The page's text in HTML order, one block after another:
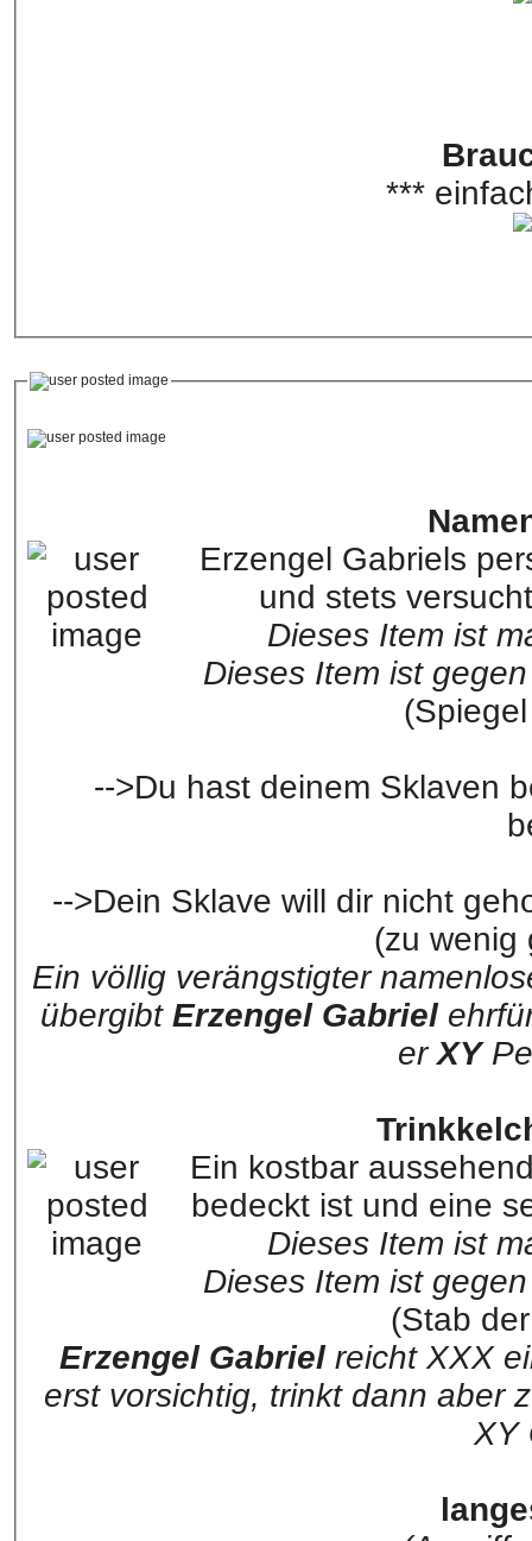
***
Erzengel Gabriels
und stets
Dieses Item ist
Dieses Item ist
-->Du hast deinem Sklaven
-->Dein Sklave will dir nicht
(zu wenig
Ein völlig verängstigter
übergibt Erzengel Gabriel
erXY
Ein kostbar
bedeckt ist und eine
Dieses Item ist
Dieses Item ist
(Stab
Erzengel Gabrielreicht XXX
erst vorsichtig, trinkt dann aber
XY